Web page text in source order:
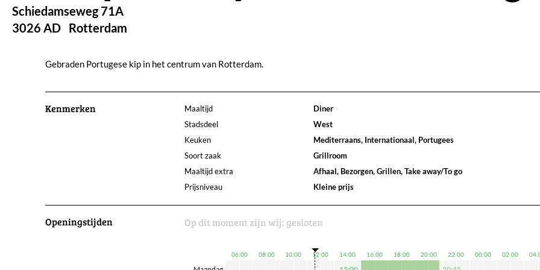
Schiedamseweg 71A
3026 AD Rotterdam
Gebraden Portugese kip in het centrum van Rotterdam.
Kenmerken Maaltijd
Diner
Stadsdeel
West
Keuken
Mediterraans, Internationaal, Portugees
Soort zaak
Grillroom
Maaltijd extra
Afhaal, Bezorgen, Grillen, Take away/To go
Prijsniveau
Kleine prijs
Openingstijden Op dit moment zijn wij: gesloten
06:00 08:00 10:00 12:00 14:00 16:00 18:00 20:00 22:00 00:00 02:00